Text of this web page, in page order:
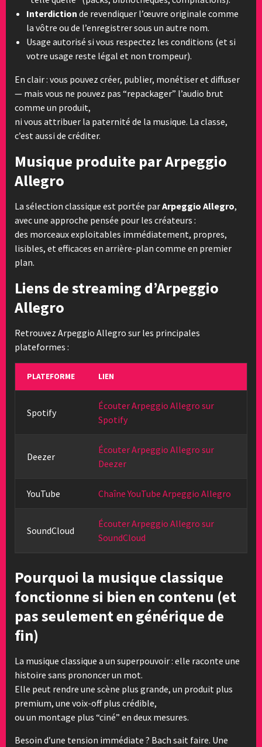
Interdiction de revendiquer l’œuvre originale comme
la vôtre ou de l’enregistrer sous un autre nom.
Usage autorisé si vous respectez les conditions (et si
votre usage reste légal et non trompeur).
En clair : vous pouvez créer, publier, monétiser et diffuser
— mais vous ne pouvez pas “repackager” l’audio brut
comme un produit,
ni vous attribuer la paternité de la musique. La classe,
c’est aussi de créditer.
Musique produite par Arpeggio
Allegro
La sélection classique est portée parArpeggio Allegro,
avec une approche pensée pour les créateurs :
des morceaux exploitables immédiatement, propres,
lisibles, et efficaces en arrière-plan comme en premier
plan.
Liens de streaming d’Arpeggio
Allegro
Retrouvez Arpeggio Allegro sur les principales
plateformes :
PLATEFORME LIEN
Spotify
Écouter Arpeggio Allegro sur
Spotify
Deezer
Écouter Arpeggio Allegro sur
Deezer
YouTube Chaîne YouTube Arpeggio Allegro
SoundCloud
Écouter Arpeggio Allegro sur
SoundCloud
Pourquoi la musique classique
fonctionne si bien en contenu (et
pas seulement en générique de
fin)
La musique classique a un superpouvoir : elle raconte une
histoire sans prononcer un mot.
Elle peut rendre une scène plus grande, un produit plus
premium, une voix-off plus crédible,
ou un montage plus “ciné” en deux mesures.
Besoin d’une tension immédiate ? Bach sait faire. Une